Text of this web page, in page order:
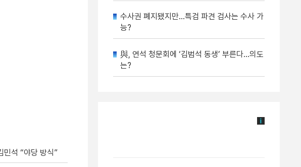
민석 “야당 방식”
수사권 폐지됐지만…특검 파견 검사는 수사 가
능?
與, 연석 청문회에 ‘김범석 동생’ 부른다…의도
는?